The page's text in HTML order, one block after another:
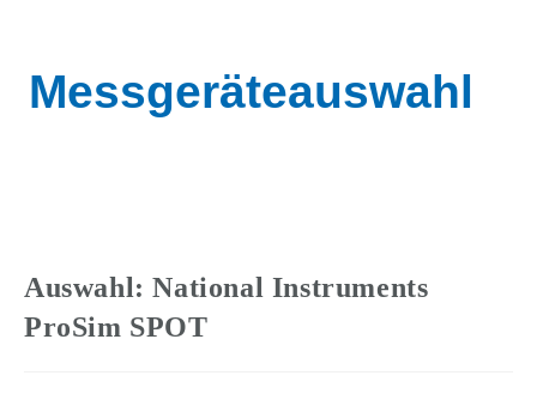
Messgeräteauswahl
Auswahl: National Instruments
ProSim SPOT